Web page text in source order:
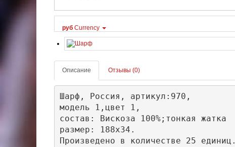
руб Currency
Описание Отзывы (0)
Шарф, Россия, артикул:970,
модель 1,цвет 1,
состав: Вискоза 100%;тонкая жатка
размер: 188х34.
Произведено в количестве 25 единиц.